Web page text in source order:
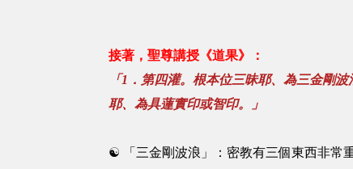
接著，聖尊講授《道果》：
「 1 ．第四灌。根本位三昧耶、為三金剛
耶、為具蓮實印或智印。」
☯ 「三金剛波浪」：密教有三個東西非常